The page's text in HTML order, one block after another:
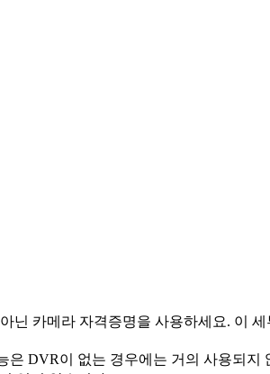
닌 카메라 자격증명을 사용하세요. 이
은 DVR이 없는 경우에는 거의 사용되지